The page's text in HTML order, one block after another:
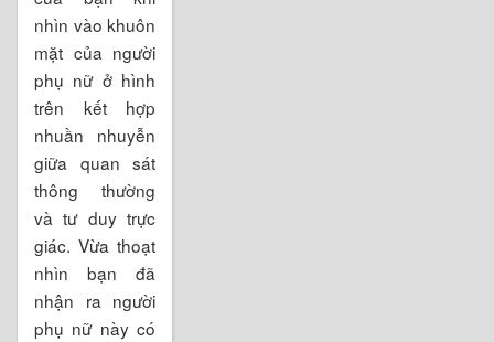
nhìn vào khuôn
mặt của người
phụ nữ ở hình
trên kết hợp
nhuần nhuyễn
giữa quan sát
thông thường
và tư duy trực
giác. Vừa thoạt
nhìn bạn đã
nhận ra người
phụ nữ này có